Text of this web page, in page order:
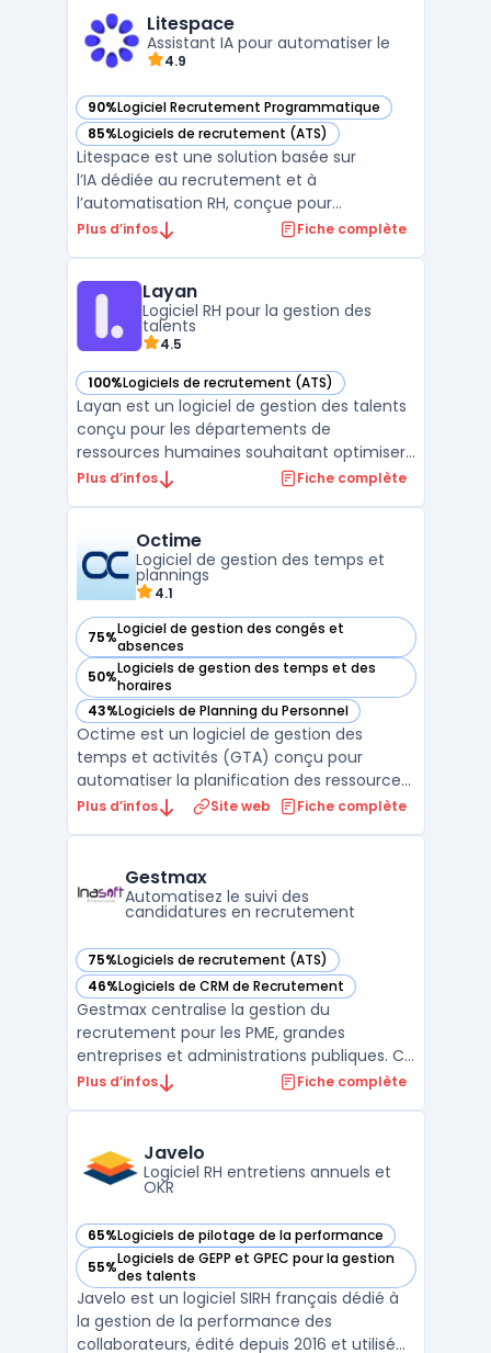
booster ton trafic organique. Notre équipe
d'experts uti ...
Litespace
Assistant IA pour automatiser le
4.9
90%Logiciel Recrutement Programmatique
— voir Litespace dans cette catégorie
85%Logiciels de recrutement (ATS)
— voir Litespace dans cette catégorie
Litespace est une solution basée sur
l’IA dédiée au recrutement et à
l’automatisation RH, conçue pour
accompagner les professionnels à chaque
recrutement, Litespace accélère la gestion
et la sélection des candidats ...
Plus d’infos Fiche complète
Layan
Logiciel RH pour la gestion des
talents
4.5
100%Logiciels de recrutement (ATS)
— voir Layan dans cette catégorie
Layan est un logiciel de gestion des talents
conçu pour les départements de
ressources humaines souhaitant optimiser
leurs processus de recrutement et de
complètes, Layan permet une gestion
efficace des talents depuis ...
Plus d’infos Fiche complète
Octime
Logiciel de gestion des temps et
plannings
4.1
75%Logiciel de gestion des congés et
absences
— voir Octime dans cette catégorie
50%Logiciels de gestion des temps et des
horaires
— voir Octime dans cette catégorie
43%Logiciels de Planning du Personnel
— voir Octime dans cette catégorie
Octime est un logiciel de gestion des
temps et activités (GTA) conçu pour
automatiser la planification des ressources
humaines en entreprise. Cette solution de
tout en respectant les contraintes légales
sectorielles. L ...
Plus d’infos Site web Fiche complète
Gestmax
Automatisez le suivi des
candidatures en recrutement
75%Logiciels de recrutement (ATS)
— voir Gestmax dans cette catégorie
46%Logiciels de CRM de Recrutement
— voir Gestmax dans cette catégorie
Gestmax centralise la gestion du
recrutement pour les PME, grandes
entreprises et administrations publiques. Ce
logiciel ATS facilite le suivi et l’optimisation
souhaitent automatiser leurs processus et
sécuriser les don ...
Plus d’infos Fiche complète
Javelo
Logiciel RH entretiens annuels et
OKR
65%Logiciels de pilotage de la performance
— voir Javelo dans cette catégorie
55%Logiciels de GEPP et GPEC pour la gestion
des talents
— voir Javelo dans cette catégorie
Javelo est un logiciel SIRH français dédié à
la gestion de la performance des
collaborateurs, édité depuis 2016 et utilisé